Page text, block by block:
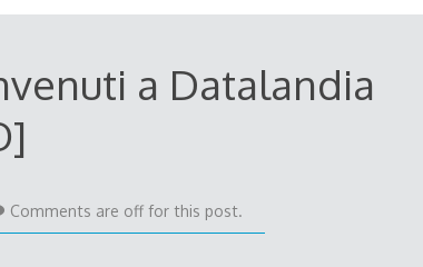
a Datalandia
Comments are off for this post.